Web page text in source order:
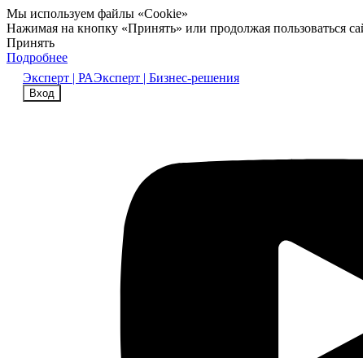
Мы используем файлы «Cookie»
Нажимая на кнопку «Принять» или продолжая пользоваться
Принять
Подробнее
Эксперт | РАЭксперт | Бизнес-решения
Вход